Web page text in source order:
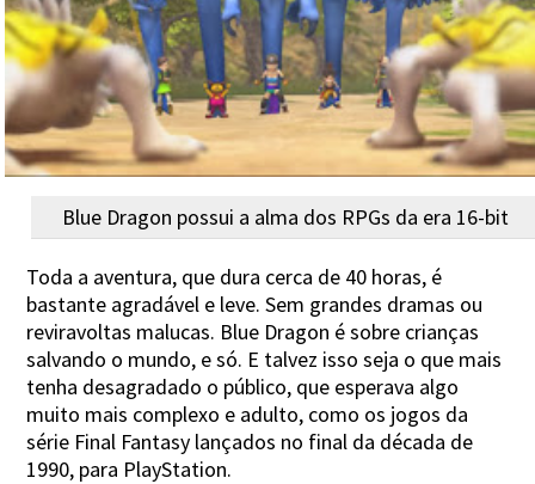
Blue Dragon possui a alma dos RPGs da era 16-bit
Toda a aventura, que dura cerca de 40 horas, é
bastante agradável e leve. Sem grandes dramas ou
reviravoltas malucas. Blue Dragon é sobre crianças
salvando o mundo, e só. E talvez isso seja o que mais
tenha desagradado o público, que esperava algo
muito mais complexo e adulto, como os jogos da
série Final Fantasy lançados no final da década de
1990, para PlayStation.